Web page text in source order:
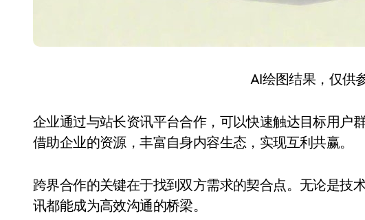
AI绘图结果，仅供
企业通过与站长资讯平台合作，可以快速触达目标用户
借助企业的资源，丰富自身内容生态，实现互利共赢。
跨界合作的关键在于找到双方需求的契合点。无论是技
讯都能成为高效沟通的桥梁。